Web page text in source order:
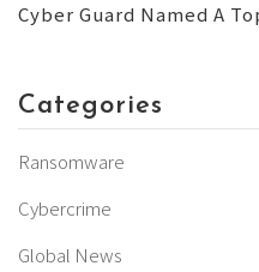
Cyber Guard Named A
Categories
Ransomware
Cybercrime
Global News